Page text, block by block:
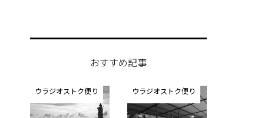
おすすめ記事
ウラジオストク便り ウラジオストク便り